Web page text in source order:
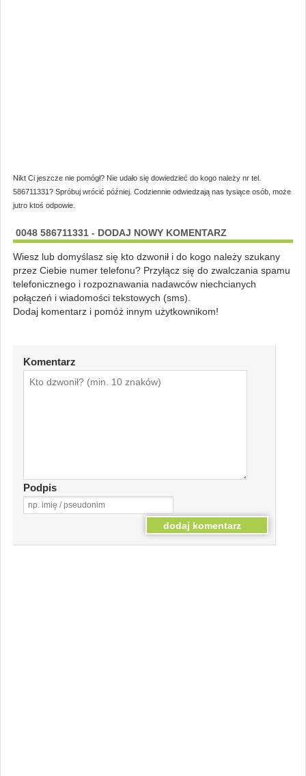
Nikt Ci jeszcze nie pomógł? Nie udało się dowiedzieć do kogo należy nr tel.
586711331? Spróbuj wrócić później. Codziennie odwiedzają nas tysiące osób, może
jutro ktoś odpowie.
0048 586711331 - DODAJ NOWY KOMENTARZ
Wiesz lub domyślasz się kto dzwonił i do kogo należy szukany
przez Ciebie numer telefonu? Przyłącz się do zwalczania spamu
telefonicznego i rozpoznawania nadawców niechcianych
połączeń i wiadomości tekstowych (sms).
Dodaj komentarz i pomóż innym użytkownikom!
Komentarz
Podpis